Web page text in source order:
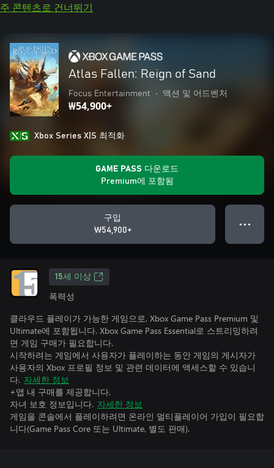
주 콘텐츠로 건너뛰기
Atlas Fallen: Reign of Sand
Focus Entertainment • 액션 및 어드벤처
₩54,900+
Xbox Series X|S 최적화
GAME PASS 다운로드
Premium에 포함됨
구입
₩54,900+
● ● ●
15세 이상
폭력성
클라우드 플레이가 가능한 게임으로, Xbox Game Pass Premium 및
Ultimate에 포함됩니다. Xbox Game Pass Essential로 스트리밍하려
면 게임 구매가 필요합니다.
시작하려는 게임에서 사용자가 플레이하는 동안 게임의 게시자가
사용자의 Xbox 프로필 정보 및 관련 데이터에 액세스할 수 있습니
다. 자세한 정보
+앱 내 구매를 제공합니다.
자녀 보호 정보입니다. 자세한 정보
게임을 콘솔에서 플레이하려면 온라인 멀티플레이어 가입이 필요합
니다(Game Pass Core 또는 Ultimate, 별도 판매).